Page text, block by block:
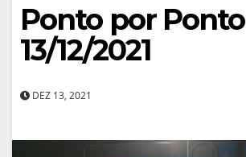
Ponto por Ponto
13/12/2021
DEZ 13, 2021